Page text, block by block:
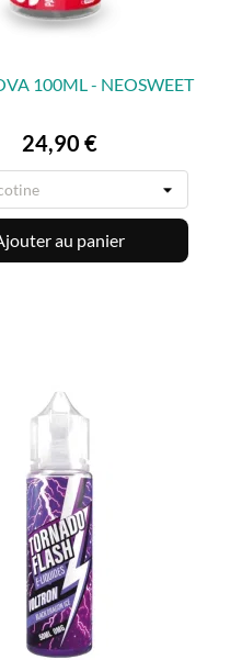
100ML - NEOSWEET
Prix
24,90 €
au panier